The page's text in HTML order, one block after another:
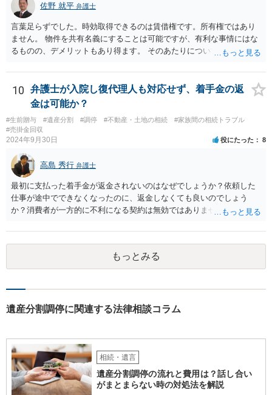
佐野 就平 弁護士
言葉足らずでした。時効取得できるのは賃借権です。所有権ではあり
ません。 物件を共有名義にすることは可能ですが、有利な事情にはな
るものの、デメリットもあり得ます。 そのあたりについては、お近く
10
弁護士が入院し復代理人も対応せず、着手金の返
金は可能か？
#生前贈与 #遺産分割 #調停 #不動産・土地の相続
#家族間の相続トラブル
#売掛金回収
2024年9月30日 役にたった 8
高島 秀行 弁護士
最初に支払った着手金が返金されないのはなぜでしょうか？依頼した
仕事が途中でできなくなったのに、返金しなくても良いのでしょう
か？消費者が一方的に不利になる契約は無効ではありませんか？
務があると思います。 倒れた弁護士が所属する弁護士会に相談さ
れた方がよいと思います。 倒れた弁護士は脳梗塞で倒れたようで
すが、 判断能力があり、復代理を倒れた弁護士の判断で復代理を
選任したのか 即ち、復代理人の選任は有効なのかという問題もあ
もっとみる
遺産分割調停に関連する法律相談コラム
相続・遺言
遺産分割調停の流れと費用は？話し合い
がまとまらない時の対処法を解説